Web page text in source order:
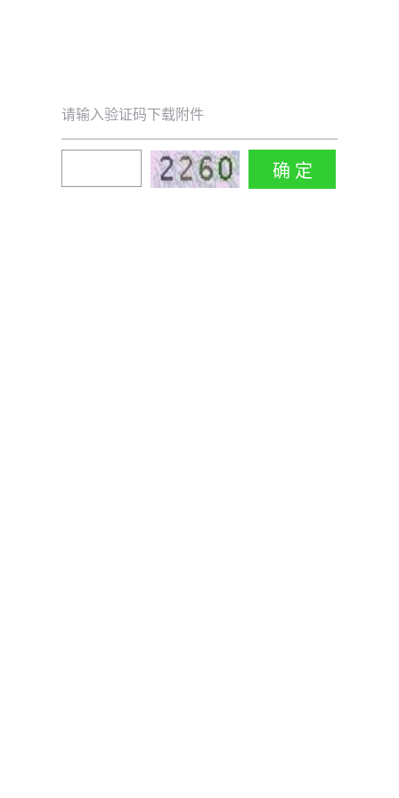
请输入验证码下载附件